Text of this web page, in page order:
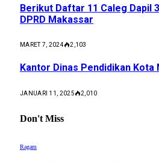
Berikut Daftar 11 Caleg Dapil
DPRD Makassar
MARET 7, 2024 2,103
Kantor Dinas Pendidikan
JANUARI 11, 2025 2,010
Don't Miss
Ragam